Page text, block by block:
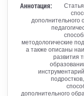
Аннотация:
дополнительного
методологические
а также описаны
развития
дополнительного